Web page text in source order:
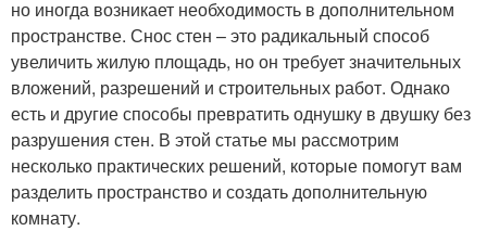
но иногда возникает необходимость в дополнительном
пространстве. Снос стен – это радикальный способ
увеличить жилую площадь, но он требует значительных
вложений, разрешений и строительных работ. Однако
есть и другие способы превратить однушку в двушку без
разрушения стен. В этой статье мы рассмотрим
несколько практических решений, которые помогут вам
разделить пространство и создать дополнительную
комнату.